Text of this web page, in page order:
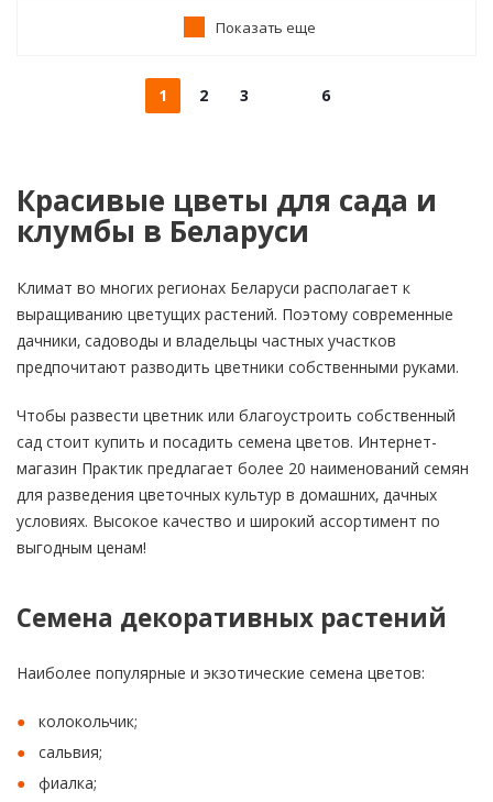
Показать еще
1 2 3 6
Красивые цветы для сада и
клумбы в Беларуси
Климат во многих регионах Беларуси располагает к
выращиванию цветущих растений. Поэтому современные
дачники, садоводы и владельцы частных участков
предпочитают разводить цветники собственными руками.
Чтобы развести цветник или благоустроить собственный
сад стоит купить и посадить семена цветов. Интернет-
магазин Практик предлагает более 20 наименований семян
для разведения цветочных культур в домашних, дачных
условиях. Высокое качество и широкий ассортимент по
выгодным ценам!
Семена декоративных растений
Наиболее популярные и экзотические семена цветов:
колокольчик;
сальвия;
фиалка;